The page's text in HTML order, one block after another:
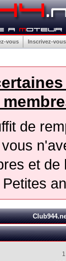
vous Inscrivez-vous
de
et